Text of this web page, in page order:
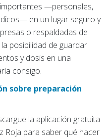
—personales,
en un lugar seguro y
o respaldadas de
posibilidad de guardar
y dosis en una
consigo.
sobre preparación
la aplicación gratuita
Roja para saber qué hacer